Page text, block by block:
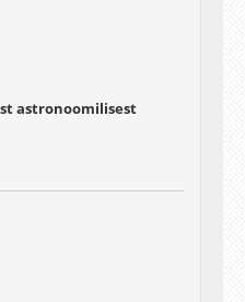
astronoomilisest